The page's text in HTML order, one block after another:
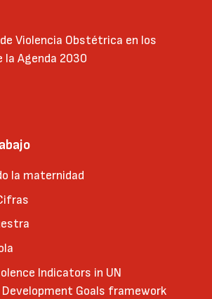
Violencia Obstétrica en los
la Agenda 2030
la maternidad
Indicators in UN
Goals framework